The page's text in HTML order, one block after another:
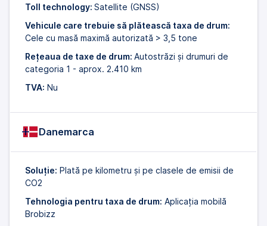
Toll technology: Satellite (GNSS)
Vehicule care trebuie să plătească taxa de drum:
Cele cu masă maximă autorizată > 3,5 tone
Rețeaua de taxe de drum: Autostrăzi și drumuri de
categoria 1 - aprox. 2.410 km
TVA: Nu
Danemarca
Soluție: Plată pe kilometru și pe clasele de emisii de
CO2
Tehnologia pentru taxa de drum: Aplicația mobilă
Brobizz